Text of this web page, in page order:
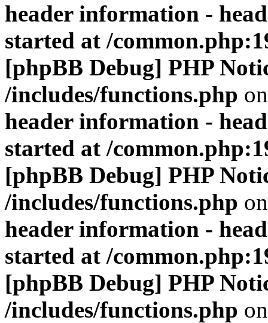
header information -
started at /
[phpBB Debug] PHP
/includes/functions.php
header information -
started at /
[phpBB Debug] PHP
/includes/functions.php
header information -
started at /
[phpBB Debug] PHP
/includes/functions.php